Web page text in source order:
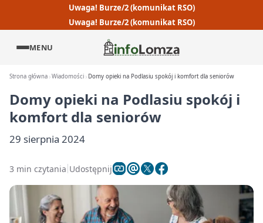
Uwaga! Burze/2 (komunikat RSO)
Uwaga! Burze/2 (komunikat RSO)
MENU
Strona główna Wiadomości Domy opieki na Podlasiu spokój i komfort dla seniorów
Domy opieki na Podlasiu spokój i
komfort dla seniorów
29 sierpnia 2024
3 min czytania Udostępnij